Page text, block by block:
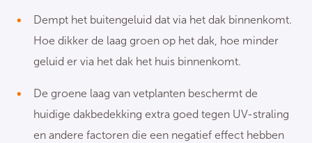
Dempt het buitengeluid dat via het dak binnenkomt.
Hoe dikker de laag groen op het dak, hoe minder
geluid er via het dak het huis binnenkomt.
De groene laag van vetplanten beschermt de
huidige dakbedekking extra goed tegen UV-straling
en andere factoren die een negatief effect hebben